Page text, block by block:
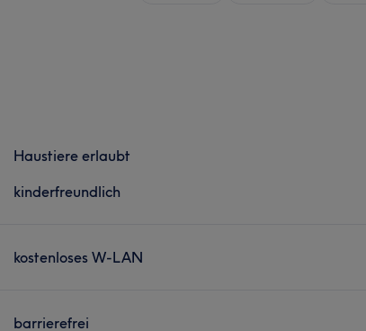
Haustiere erlaubt
kinderfreundlich
kostenloses W-LAN
barrierefrei